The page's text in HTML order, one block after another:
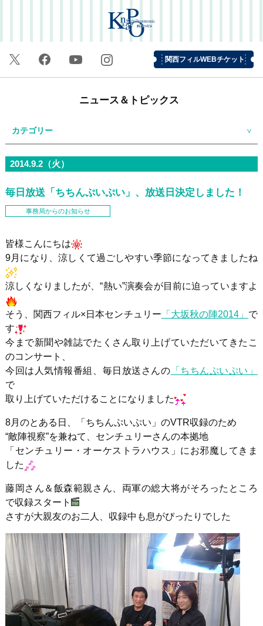
関西フィルWEBチケット
ニュース＆トピックス
カテゴリー
2014.9.2（火）
毎日放送「ちちんぷいぷい」、放送日決定しました！
事務局からのお知らせ
皆様こんにちは
9月になり、涼しくて過ごしやすい季節になってきましたね
涼しくなりましたが、“熱い”演奏会が目前に迫っていますよ
そう、関西フィル×日本センチュリー 「大坂秋の陣2014」 で
す
今まで新聞や雑誌でたくさん取り上げていただいてきたこ
のコンサート、
今回は人気情報番組、毎日放送さんの 「ちちんぷいぷい」
で
取り上げていただけることになりました
8月のとある日、「ちちんぷいぷい」のVTR収録のため
“敵陣視察”を兼ねて、センチュリーさんの本拠地
「センチュリー・オーケストラハウス」にお邪魔してきま
した
藤岡さん＆飯森範親さん、両軍の総大将がそろったところ
で収録スタート
さすが大親友のお二人、収録中も息がぴったりでした